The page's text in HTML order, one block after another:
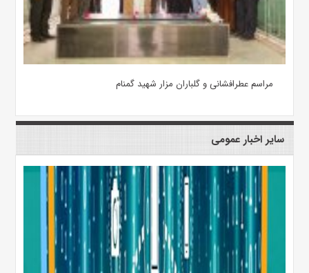
مراسم عطرافشانی و گلباران مزار شهید گمنام
سایر اخبار عمومی